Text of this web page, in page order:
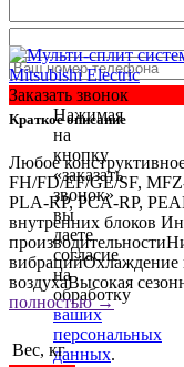
Заказать звонок
Нажимая
на
кнопку
«заказать
звонок»
вы
даете
согласие
на
обработку
ваших
персональных
данных.
Краткое описание
Любое
FH/FD/EF/GE/SF,
PLA-RP, PCA-RP,
внутренних блоков
вибрацийОхлаждение
воздухаВысокая
полностью →
Вес, кг